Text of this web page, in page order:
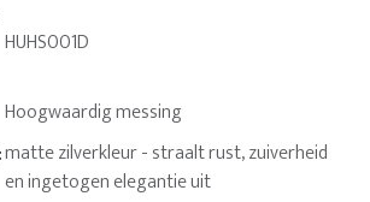
HUHS001D
Hoogwaardig messing
:matte zilverkleur - straalt rust, zuiverheid
en ingetogen elegantie uit